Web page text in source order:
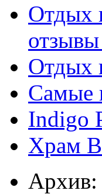
Отдых
отзывы
Отдых
Самые
Indigo
Храм
Архив: